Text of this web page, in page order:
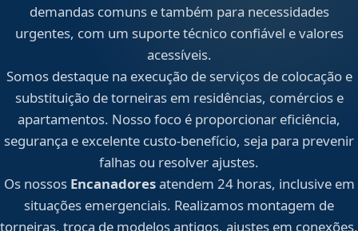
demandas comuns e também para necessidades
urgentes, com um suporte técnico confiável e valores
acessíveis.
Somos destaque na execução de serviços de colocação e
substituição de torneiras em residências, comércios e
apartamentos. Nosso foco é proporcionar eficiência,
segurança e excelente custo-benefício, seja para prevenir
falhas ou resolver ajustes.
Os nossos Encanadoresatendem 24 horas, inclusive em
situações emergenciais. Realizamos montagem de
torneiras, troca de modelos antigos, ajustes em conexões,